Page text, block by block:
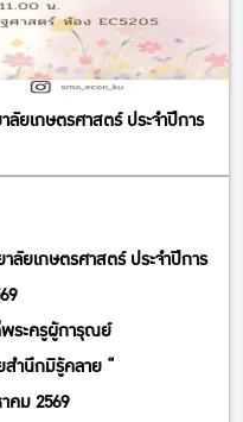
ยเกษตรศาสตร์ ประจำปีการ
ยเกษตรศาสตร์ ประจำปีการ
ระครูผู้การุณย์
ำนึกมิรู้คลาย “
คม 2569